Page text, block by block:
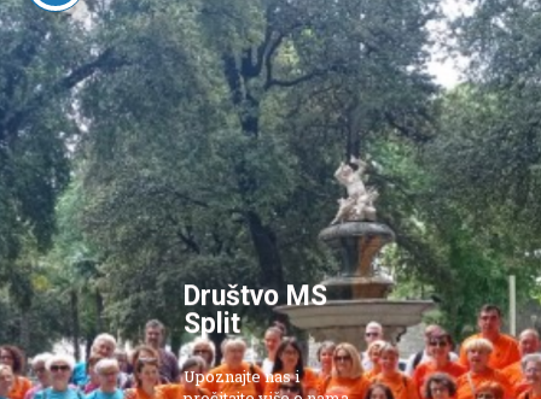
Društvo MS
Split
Upoznajte nas i